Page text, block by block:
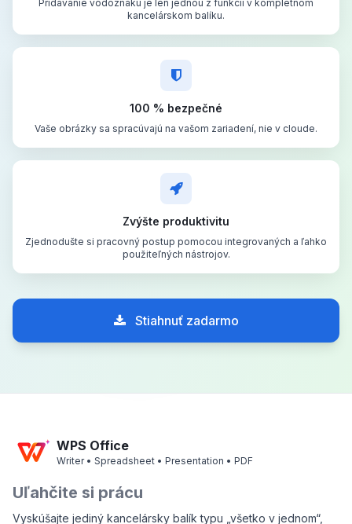
Pridávanie vodoznaku je len jednou z funkcií v kompletnom
kancelárskom balíku.
100 % bezpečné
Vaše obrázky sa spracúvajú na vašom zariadení, nie v cloude.
Zvýšte produktivitu
Zjednodušte si pracovný postup pomocou integrovaných a ľahko
použiteľných nástrojov.
Stiahnuť zadarmo
WPS Office
Writer • Spreadsheet • Presentation • PDF
Uľahčite si prácu
Vyskúšajte jediný kancelársky balík typu „všetko v jednom“,